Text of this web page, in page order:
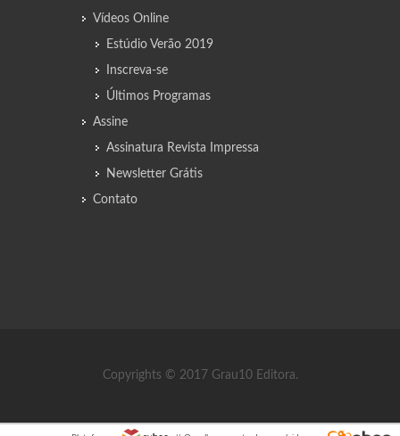
Vídeos Online
Estúdio Verão 2019
Inscreva-se
Últimos Programas
Assine
Assinatura Revista Impressa
Newsletter Grátis
Contato
Copyrights © 2017 Grau10 Editora.